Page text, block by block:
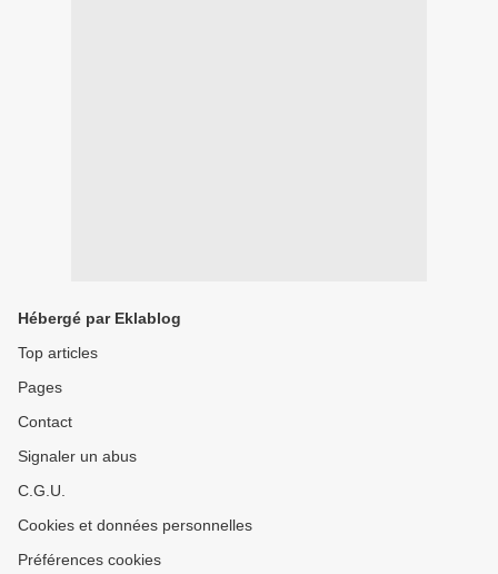
Hébergé par Eklablog
Top articles
Pages
Contact
Signaler un abus
C.G.U.
Cookies et données personnelles
Préférences cookies